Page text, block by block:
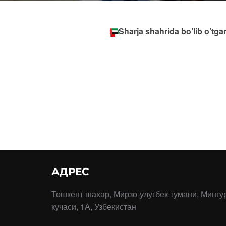
Sharja shahrida bo’lib
АДРЕС
Тошкент шахар, Мирзо-улугбек тумани,
кучаси, 1А, Узбекистан